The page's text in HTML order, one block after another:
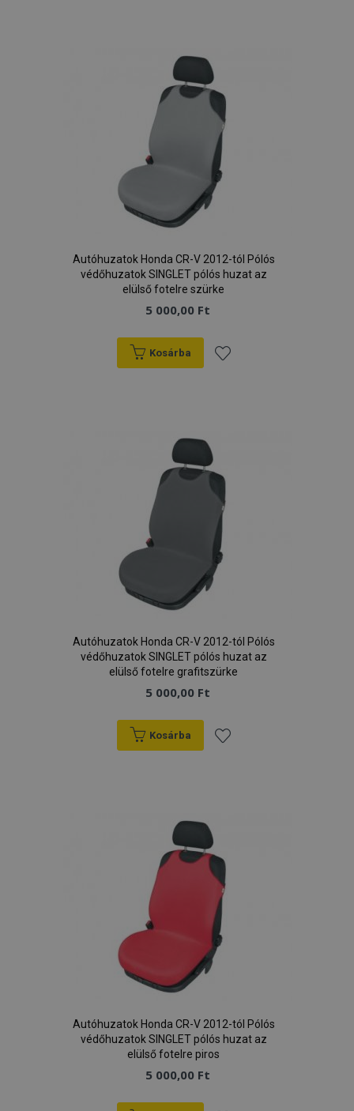
kívánságlistához
Autóhuzatok Honda CR-V 2012-tól Pólós
védőhuzatok SINGLET pólós huzat az
elülső fotelre szürke
5 000,00 Ft
Kosárba
kívánságlistához
Autóhuzatok Honda CR-V 2012-tól Pólós
védőhuzatok SINGLET pólós huzat az
elülső fotelre grafitszürke
5 000,00 Ft
Kosárba
kívánságlistához
Autóhuzatok Honda CR-V 2012-tól Pólós
védőhuzatok SINGLET pólós huzat az
elülső fotelre piros
5 000,00 Ft